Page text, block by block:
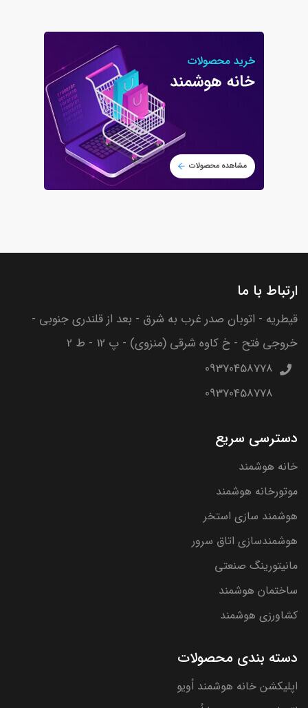
ارتباط با ما
قیطریه - اتوبان صدر غرب به شرق - بعد از قلندری جنوبی -
خروجی فتح - خ کاوه شرقی (منزوی) - پ 12 - ط 2
09370458778
09370458778
دسترسی سریع
خانه هوشمند
موتورخانه هوشمند
هوشمند سازی استخر
هوشمندسازی اتاق سرور
مانیتورینگ صنعتی
ساختمان هوشمند
کشاورزی هوشمند
دسته بندی محصولات
اپلیکشن خانه هوشمند اُویو